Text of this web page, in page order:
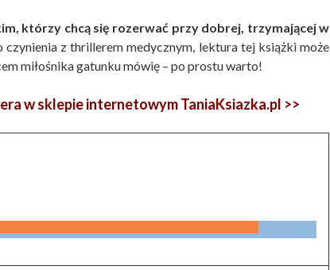
którzy chcą się rozerwać przy dobrej, trzymającej w
czynienia z thrillerem medycznym, lektura tej książki może
miłośnika gatunku mówię – po prostu warto!
w sklepie internetowym TaniaKsiazka.pl >>